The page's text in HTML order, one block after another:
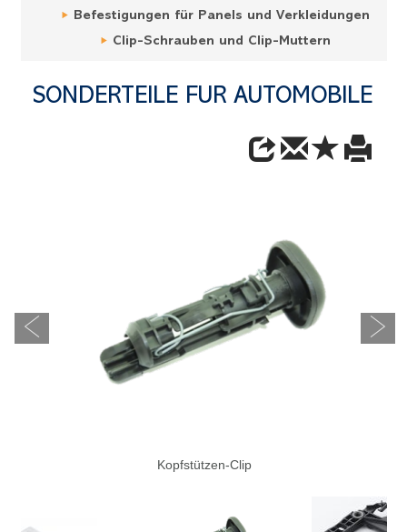
Befestigungen für Panels und Verkleidungen
Clip-Schrauben und Clip-Muttern
SONDERTEILE FÜR AUTOMOBILE
Kopfstützen-Clip